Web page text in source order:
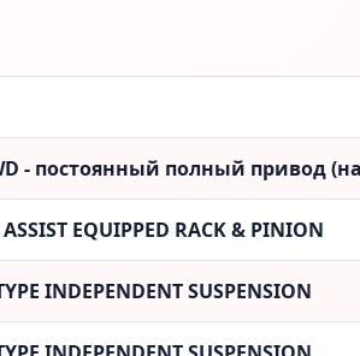
- постоянный полный привод
ASSIST EQUIPPED RACK & PINION
INDEPENDENT SUSPENSION